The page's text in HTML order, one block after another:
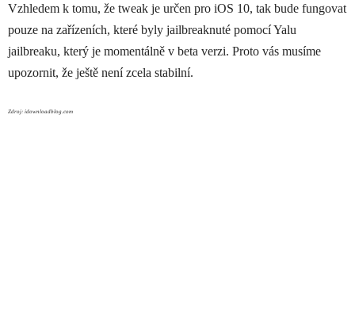
Vzhledem k tomu, že tweak je určen pro iOS 10, tak bude fungovat
pouze na zařízeních, které byly jailbreaknuté pomocí Yalu
jailbreaku, který je momentálně v beta verzi. Proto vás musíme
upozornit, že ještě není zcela stabilní.
Zdroj: idownloadblog.com